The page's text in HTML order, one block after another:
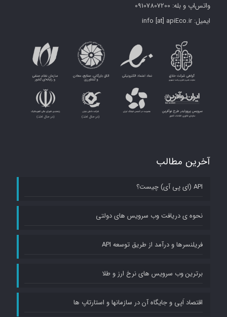
واتس‌اپ و بله: 09107807200
ایمیل: info [at] apiEco.ir
آخرین مطالب
API (ای پی آی) چیست؟
نحوه ی دریافت وب سرویس های دولتی
فریلنسرها و درآمد از طریق توسعه API
برترین وب سرویس های نرخ ارز و طلا
اقتصاد اَپی و جایگاه آن در سازمانها و استارتاپ ها